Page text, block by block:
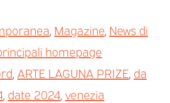
, Magazine, News di
homepage
, ARTE LAGUNA PRIZE, da
, date 2024,venezia